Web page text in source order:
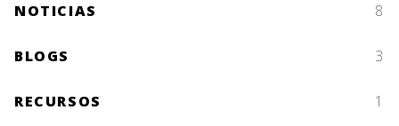
NOTICIAS 8
BLOGS 3
RECURSOS 1